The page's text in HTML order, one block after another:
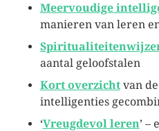
Meervoudige
manieren van leren
aantal geloofstalen
Kort overzichtvan
intelligenties
‘Vreugdevol leren’ –